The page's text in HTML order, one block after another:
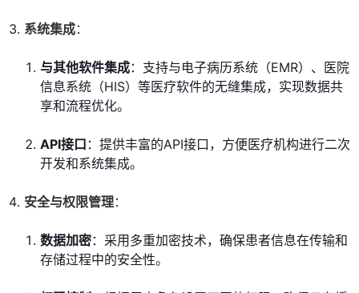
系统集成：
与其他软件集成：支持与电子病历系统（EMR）、医院
信息系统（HIS）等医疗软件的无缝集成，实现数据共
享和流程优化。
API接口 ：提供丰富的API接口，方便医疗机构进行二次
开发和系统集成。
安全与权限管理：
数据加密：采用多重加密技术，确保患者信息在传输和
存储过程中的安全性。